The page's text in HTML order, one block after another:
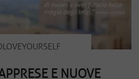
E NUOVE